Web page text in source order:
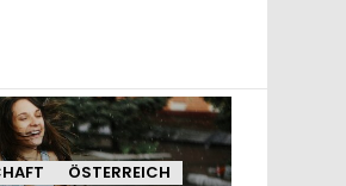
ÖSTERREICH